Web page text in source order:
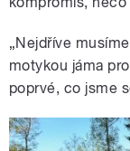
„Nejdříve
motykou jáma
poprvé, co jsme